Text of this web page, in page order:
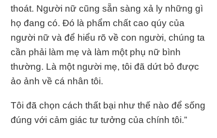
thoát. Người nữ cũng sẵn sàng xả ly những gì
họ đang có. Đó là phẩm chất cao qúy của
người nữ và để hiểu rõ về con người, chúng ta
cần phải làm mẹ và làm một phụ nữ bình
thường. Là một người mẹ, tôi đã dứt bỏ được
ảo ảnh về cá nhân tôi.
Tôi đã chọn cách thất bại như thế nào để sống
đúng với cảm giác tư tưởng của chính tôi.”